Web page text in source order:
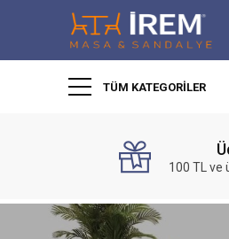
TÜM KATEGORILER
100 TL ve